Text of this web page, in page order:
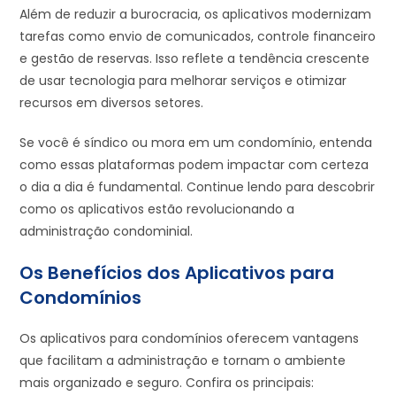
Além de reduzir a burocracia, os aplicativos modernizam
tarefas como envio de comunicados, controle financeiro
e gestão de reservas. Isso reflete a tendência crescente
de usar tecnologia para melhorar serviços e otimizar
recursos em diversos setores.
Se você é síndico ou mora em um condomínio, entenda
como essas plataformas podem impactar com certeza
o dia a dia é fundamental. Continue lendo para descobrir
como os aplicativos estão revolucionando a
administração condominial.
Os Benefícios dos Aplicativos para
Condomínios
Os aplicativos para condomínios oferecem vantagens
que facilitam a administração e tornam o ambiente
mais organizado e seguro. Confira os principais: